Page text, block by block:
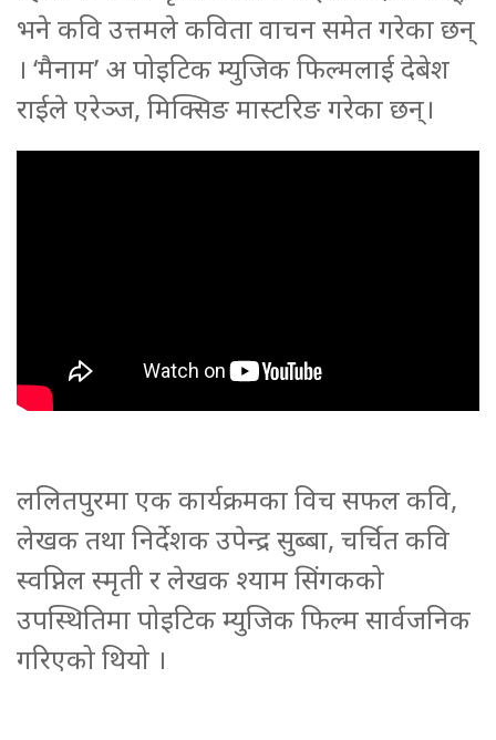
भने कवि उत्तमले कविता वाचन समेत गरेका छन्
। ‘मैनाम’ अ पोइटिक म्युजिक फिल्मलाई देबेश
राईले एरेञ्ज, मिक्सिङ मास्टरिङ गरेका छन्।
ललितपुरमा एक कार्यक्रमका विच सफल कवि,
लेखक तथा निर्देशक उपेन्द्र सुब्बा, चर्चित कवि
स्वप्निल स्मृती र लेखक श्याम सिंगकको
उपस्थितिमा पोइटिक म्युजिक फिल्म सार्वजनिक
गरिएको थियो ।